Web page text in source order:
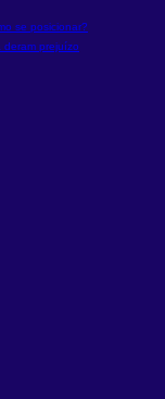
se posicionar?
deram prejuízo